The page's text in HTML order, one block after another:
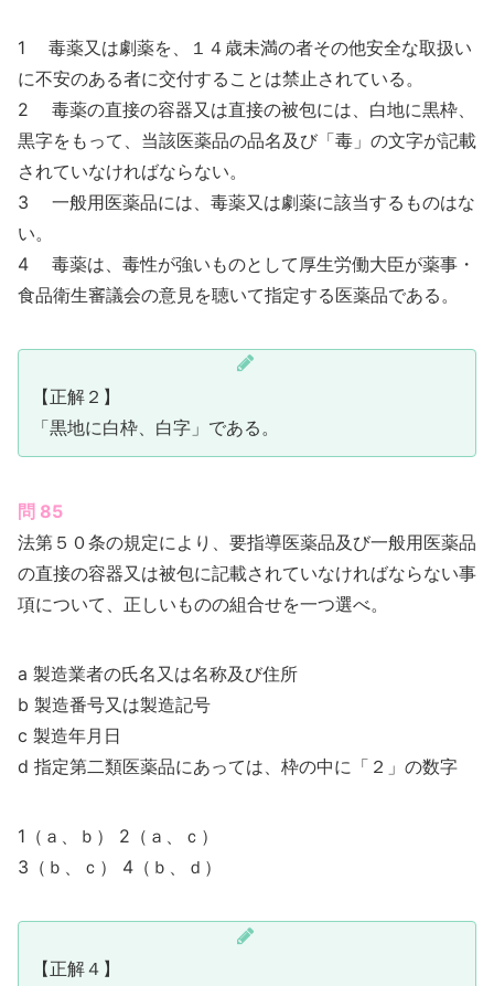
1 毒薬又は劇薬を、１４歳未満の者その他安全な取扱い
に不安のある者に交付することは禁止されている。
2 毒薬の直接の容器又は直接の被包には、白地に黒枠、
黒字をもって、当該医薬品の品名及び「毒」の文字が記載
されていなければならない。
3 一般用医薬品には、毒薬又は劇薬に該当するものはな
い。
4 毒薬は、毒性が強いものとして厚生労働大臣が薬事・
食品衛生審議会の意見を聴いて指定する医薬品である。
【正解２】
「黒地に白枠、白字」である。
問 85
法第５０条の規定により、要指導医薬品及び一般用医薬品
の直接の容器又は被包に記載されていなければならない事
項について、正しいものの組合せを一つ選べ。
a 製造業者の氏名又は名称及び住所
b 製造番号又は製造記号
c 製造年月日
d 指定第二類医薬品にあっては、枠の中に「２」の数字
1（ａ、ｂ） 2（ａ、ｃ）
3（ｂ、ｃ） 4（ｂ、ｄ）
【正解４】